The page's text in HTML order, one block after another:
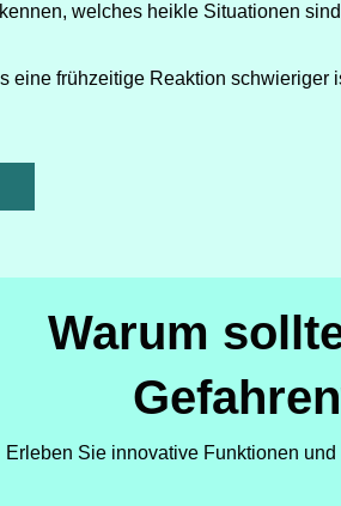
welches heikle Situationen
eine frühzeitige Reaktion schwieriger
Warum
Erleben Sie innovative Funktionen